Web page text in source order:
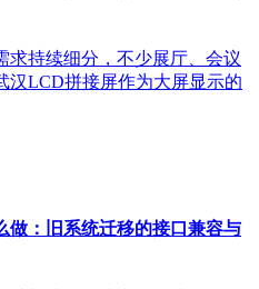
求持续细分，不少展厅、会议
汉LCD拼接屏作为大屏显示的
做：旧系统迁移的接口兼容与